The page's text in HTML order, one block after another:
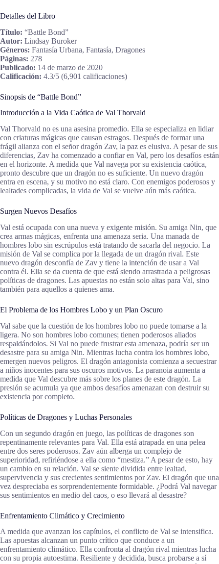
Detalles del Libro
Título: “Battle Bond”
Autor: Lindsay Buroker
Géneros: Fantasía Urbana, Fantasía, Dragones
Páginas: 278
Publicado: 14 de marzo de 2020
Calificación: 4.3/5 (6,901 calificaciones)
Sinopsis de “Battle Bond”
Introducción a la Vida Caótica de Val Thorvald
Val Thorvald no es una asesina promedio. Ella se especializa en lidiar
con criaturas mágicas que causan estragos. Después de formar una
frágil alianza con el señor dragón Zav, la paz es elusiva. A pesar de sus
diferencias, Zav ha comenzado a confiar en Val, pero los desafíos están
en el horizonte. A medida que Val navega por su existencia caótica,
pronto descubre que un dragón no es suficiente. Un nuevo dragón
entra en escena, y su motivo no está claro. Con enemigos poderosos y
lealtades complicadas, la vida de Val se vuelve aún más caótica.
Surgen Nuevos Desafíos
Val está ocupada con una nueva y exigente misión. Su amiga Nin, que
crea armas mágicas, enfrenta una amenaza seria. Una manada de
hombres lobo sin escrúpulos está tratando de sacarla del negocio. La
misión de Val se complica por la llegada de un dragón rival. Este
nuevo dragón desconfía de Zav y tiene la intención de usar a Val
contra él. Ella se da cuenta de que está siendo arrastrada a peligrosas
políticas de dragones. Las apuestas no están solo altas para Val, sino
también para aquellos a quienes ama.
El Problema de los Hombres Lobo y un Plan Oscuro
Val sabe que la cuestión de los hombres lobo no puede tomarse a la
ligera. No son hombres lobo comunes; tienen poderosos aliados
respaldándolos. Si Val no puede frustrar esta amenaza, podría ser un
desastre para su amiga Nin. Mientras lucha contra los hombres lobo,
emergen nuevos peligros. El dragón antagonista comienza a secuestrar
a niños inocentes para sus oscuros motivos. La paranoia aumenta a
medida que Val descubre más sobre los planes de este dragón. La
presión se acumula ya que ambos desafíos amenazan con destruir su
existencia por completo.
Políticas de Dragones y Luchas Personales
Con un segundo dragón en juego, las políticas de dragones son
repentinamente relevantes para Val. Ella está atrapada en una pelea
entre dos seres poderosos. Zav aún alberga un complejo de
superioridad, refiriéndose a ella como “mestiza.” A pesar de esto, hay
un cambio en su relación. Val se siente dividida entre lealtad,
supervivencia y sus crecientes sentimientos por Zav. El dragón que una
vez despreciaba es sorprendentemente formidable. ¿Podrá Val navegar
sus sentimientos en medio del caos, o eso llevará al desastre?
Enfrentamiento Climático y Crecimiento
A medida que avanzan los capítulos, el conflicto de Val se intensifica.
Las apuestas alcanzan un punto crítico que conduce a un
enfrentamiento climático. Ella confronta al dragón rival mientras lucha
con su propia autoestima. Resiliente y decidida, busca probarse a sí